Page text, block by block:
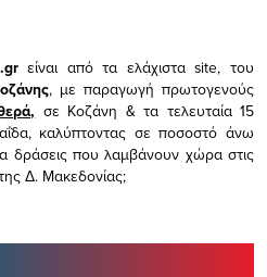
είναι από τα ελάχισταsite, του
, με παραγωγή πρωτογενούς
σε Κοζάνη & τα τελευταία 15
καλύπτοντας σε ποσοστό άνω
δράσεις που λαμβάνουν χώρα στις
Δ. Μακεδονίας;